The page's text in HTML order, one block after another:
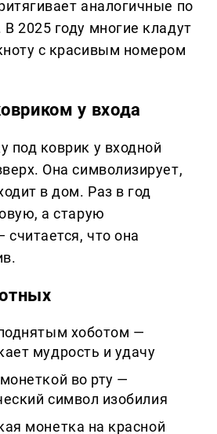
аналогичные по
2025 году многие кладут
с красивым номером
у входа
под коврик у входной
Она символизирует,
в дом. Раз в год
а старую
что она
хоботом —
мудрость и удачу
во рту —
символ изобилия
монетка на красной